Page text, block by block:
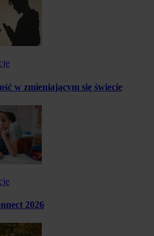
w zmieniającym się świecie
2026